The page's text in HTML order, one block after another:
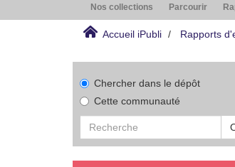
Nos collections Parcourir
Accueil iPubli Rapports
Chercher dans le dépôt
Cette communauté